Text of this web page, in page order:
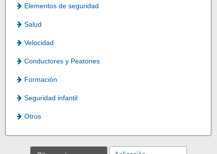
Elementos de seguridad
Salud
Velocidad
Conductores y Peatones
Formación
Seguridad infantil
Otros